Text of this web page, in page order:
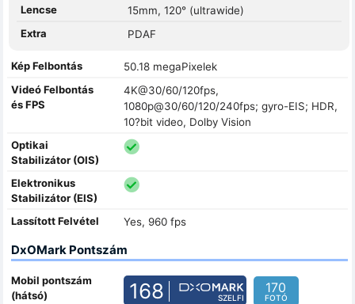
Lencse
15mm, 120° (ultrawide)
Extra
PDAF
Kép Felbontás
50.18 megaPixelek
Videó Felbontás
és FPS
4K@30/60/120fps,
1080p@30/60/120/240fps; gyro-EIS; HDR,
10?bit video, Dolby Vision
Optikai
Stabilizátor (OIS)
Elektronikus
Stabilizátor (EIS)
Lassított Felvétel
Yes, 960 fps
DxOMark Pontszám
Mobil pontszám
(hátsó)
168 SZELFI
170
FOTÓ